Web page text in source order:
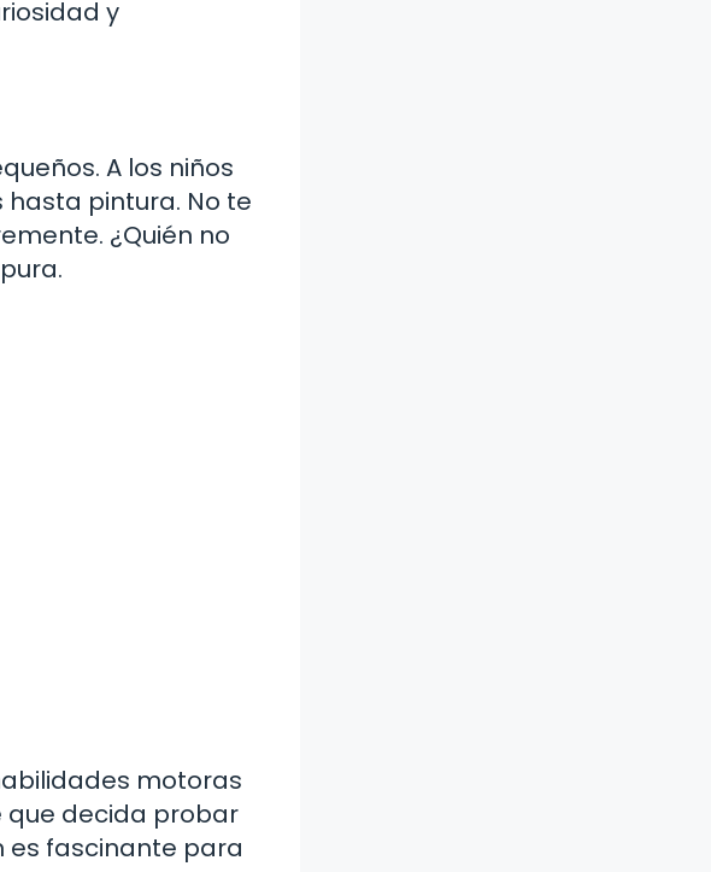
y
A los niños
pintura. No te
¿Quién no
motoras
que decida probar
es fascinante para